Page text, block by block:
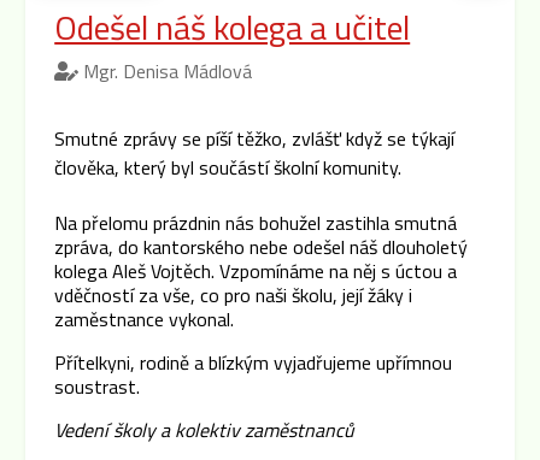
Odešel náš kolega a učitel
Mgr. Denisa Mádlová
Smutné zprávy se píší těžko, zvlášť když se týkají
člověka, který byl součástí školní komunity.
Na přelomu prázdnin nás bohužel zastihla smutná
zpráva, do kantorského nebe odešel náš dlouholetý
kolega Aleš Vojtěch. Vzpomínáme na něj s úctou a
vděčností za vše, co pro naši školu, její žáky i
zaměstnance vykonal.
Přítelkyni, rodině a blízkým vyjadřujeme upřímnou
soustrast.
Vedení školy a kolektiv zaměstnanců